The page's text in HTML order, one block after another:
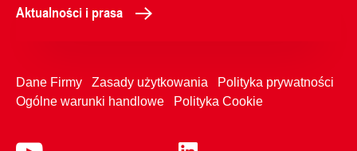
Aktualności i prasa
Dane Firmy Zasady użytkowania
Polityka prywatności
Ogólne warunki handlowe
Polityka Cookie